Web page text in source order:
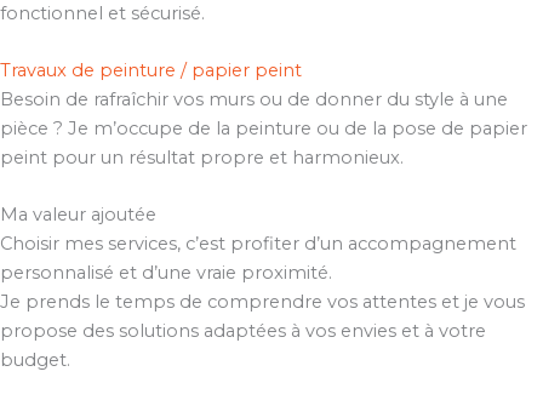
fonctionnel et sécurisé.
Travaux de peinture / papier peint
Besoin de rafraîchir vos murs ou de donner du style à une
pièce ? Je m’occupe de la peinture ou de la pose de papier
peint pour un résultat propre et harmonieux.
Ma valeur ajoutée
Choisir mes services, c’est profiter d’un accompagnement
personnalisé et d’une vraie proximité.
Je prends le temps de comprendre vos attentes et je vous
propose des solutions adaptées à vos envies et à votre
budget.